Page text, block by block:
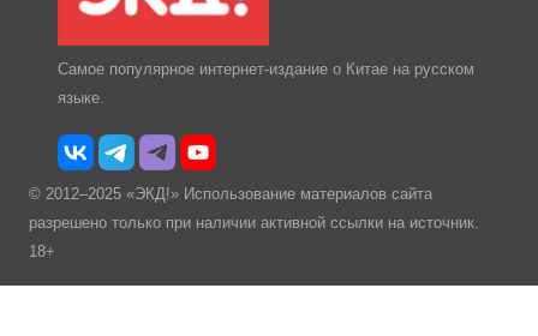
Самое популярное интернет-издание о Китае на русском
языке.
© 2012–2025 «ЭКД!» Использование материалов сайта
разрешено только при наличии активной ссылки на источник.
18+